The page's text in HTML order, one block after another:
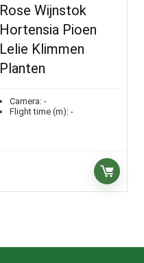
Rose Wijnstok
Hortensia Pioen
Lelie Klimmen
Planten
Camera: -
Flight time (m): -